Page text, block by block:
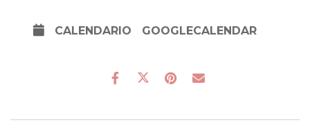
CALENDARIO GOOGLECALENDAR